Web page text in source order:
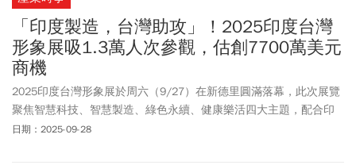
「印度製造，台灣助攻」！2025印度台灣
形象展吸1.3萬人次參觀，估創7700萬美元
商機
2025印度台灣形象展於周六（9/27）在新德里圓滿落幕，此次展覽
聚焦智慧科技、智慧製造、綠色永續、健康樂活四大主題，配合印
度政府政策，主打「印度製造，台灣助攻」概念，讓今年形象展估
日期：2025-09-28